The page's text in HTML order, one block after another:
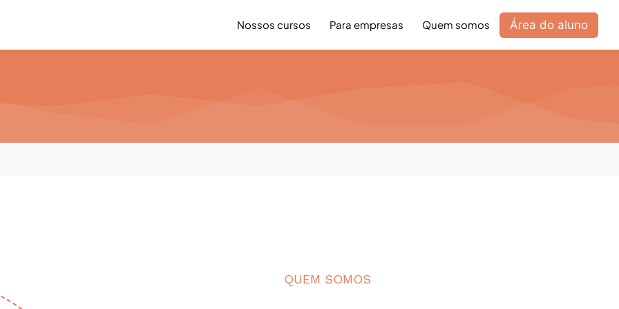
Nossos cursos Para empresas Quem somos Área do aluno
QUEM SOMOS